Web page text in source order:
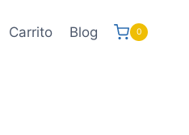
Carrito Blog 0